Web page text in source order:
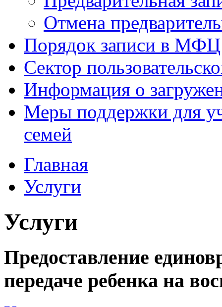
Отмена
Порядок записи в МФЦ
Сектор
Информация о
Меры поддержки для
семей
Главная
Услуги
Услуги
Предоставление
передаче ребенка на